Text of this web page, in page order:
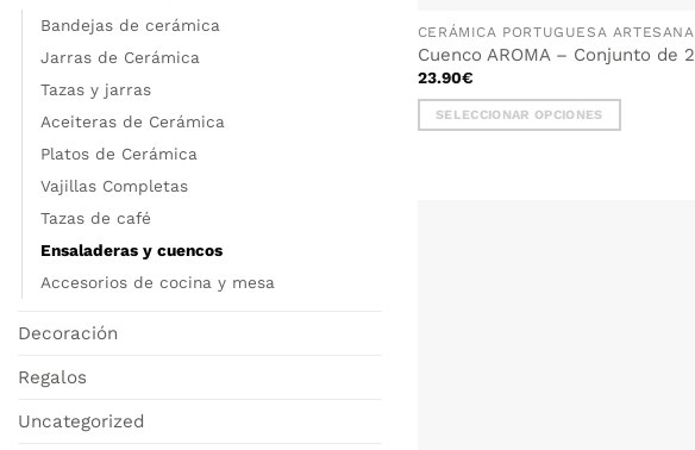
Bandejas de cerámica
Jarras de Cerámica
Tazas y jarras
Aceiteras de Cerámica
Platos de Cerámica
Vajillas Completas
Tazas de café
Ensaladeras y cuencos
Accesorios de cocina y mesa
Decoración
Regalos
Uncategorized
Cuenco AROMA – Conjunto de 2
23.90€
SELECCIONAR OPCIONES